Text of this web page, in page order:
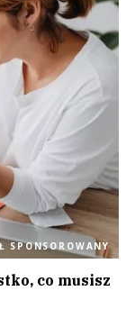
SPONSOROWANY
co musisz